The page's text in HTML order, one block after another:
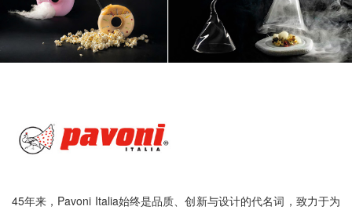
45年来，Pavoni Italia始终是品质、创新与设计的代名词，致力于为